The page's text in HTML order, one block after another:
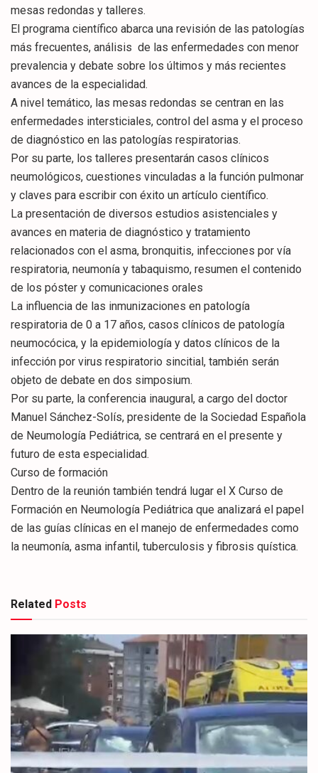
mesas redondas y talleres.
El programa científico abarca una revisión de las patologías
más frecuentes, análisis de las enfermedades con menor
prevalencia y debate sobre los últimos y más recientes
avances de la especialidad.
A nivel temático, las mesas redondas se centran en las
enfermedades intersticiales, control del asma y el proceso
de diagnóstico en las patologías respiratorias.
Por su parte, los talleres presentarán casos clínicos
neumológicos, cuestiones vinculadas a la función pulmonar
y claves para escribir con éxito un artículo científico.
La presentación de diversos estudios asistenciales y
avances en materia de diagnóstico y tratamiento
relacionados con el asma, bronquitis, infecciones por vía
respiratoria, neumonía y tabaquismo, resumen el contenido
de los póster y comunicaciones orales
La influencia de las inmunizaciones en patología
respiratoria de 0 a 17 años, casos clínicos de patología
neumocócica, y la epidemiología y datos clínicos de la
infección por virus respiratorio sincitial, también serán
objeto de debate en dos simposium.
Por su parte, la conferencia inaugural, a cargo del doctor
Manuel Sánchez-Solís, presidente de la Sociedad Española
de Neumología Pediátrica, se centrará en el presente y
futuro de esta especialidad.
Curso de formación
Dentro de la reunión también tendrá lugar el X Curso de
Formación en Neumología Pediátrica que analizará el papel
de las guías clínicas en el manejo de enfermedades como
la neumonía, asma infantil, tuberculosis y fibrosis quística.
Related Posts